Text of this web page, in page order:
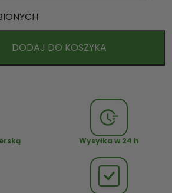
DODAJ DO KOSZYKA
Wysyłka w 24 h